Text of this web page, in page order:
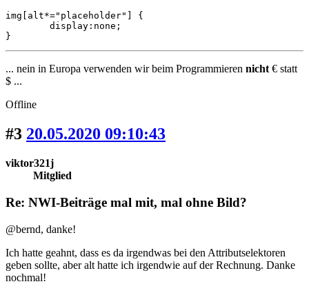
img[alt*="placeholder"] {
}
... nein in Europa verwenden wir beim Programmieren nicht € statt
$ ...
Offline
#3 20.05.2020 09:10:43
viktor321j
Mitglied
Re: NWI-Beiträge mal mit, mal ohne Bild?
@bernd, danke!
Ich hatte geahnt, dass es da irgendwas bei den Attributselektoren
geben sollte, aber alt hatte ich irgendwie auf der Rechnung. Danke
nochmal!